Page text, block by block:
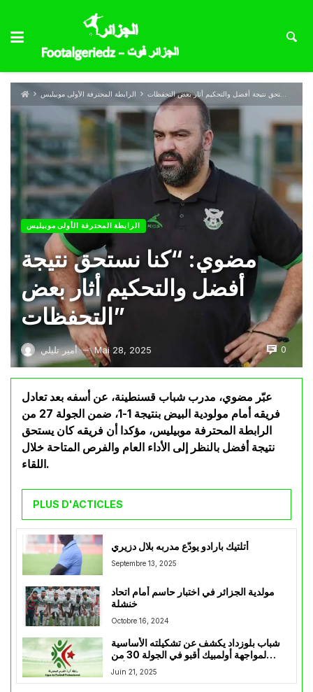
الرابطة المحترفة الأولى موبيليس
الرابطة المحترفة الأولى موبيليس
مضوي: “كنا نستحق نتيجة
أفضل والتحكيم أثار بعض
التحفظات”
أمير تليلي — Mai 28, 2025 0
عبّر مضوي، مدرب شباب قسنطينة، عن أسفه بعد تعادل
فريقه أمام مولودية البيض بنتيجة 1-1، ضمن الجولة 27 من
الرابطة المحترفة موبيليس، مؤكدا أن فريقه كان يستحق
نتيجة أفضل بالنظر إلى الأداء العام والفرص المتاحة خلال
اللقاء.
PLUS D'ACTICLES
أتلتيك بارادو يودّع مدربه بلال دزيري
Septembre 13, 2025
مولدية الجزائر في اختبار حاسم أمام اتحاد
خنشلة
Octobre 16, 2024
شباب بلوزداد يكشف عن تشكيلته الأساسية
لمواجهة أولمبيك أقبو في الجولة 30 من
المحترف الأول
Juin 21, 2025